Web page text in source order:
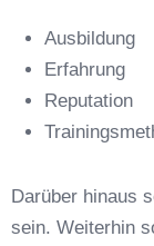
Ausbildung
Erfahrung
Reputation
Darüber hinaus
sein. Weiterhin